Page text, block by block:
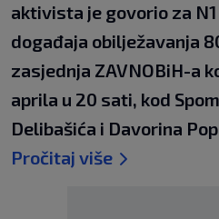
aktivista je govorio za
događaja obilježavanja
zasjednja ZAVNOBiH-a
aprila u 20 sati, kod
Delibašića i Davorina
Pročitaj više